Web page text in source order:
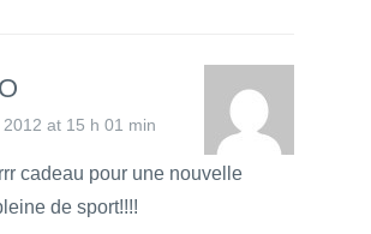
at 15 h 01 min
cadeau pour une nouvelle
de sport!!!!